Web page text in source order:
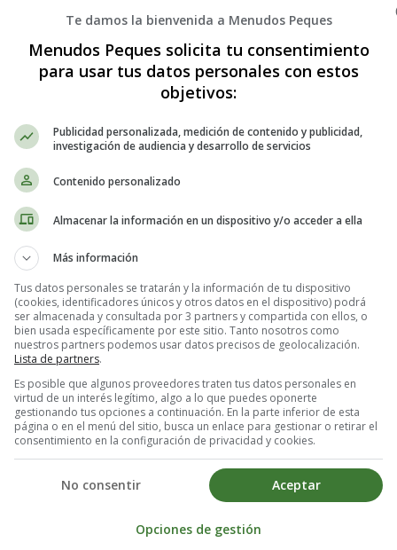
hacer Leche de coco - Recetas
canela, eritritol)
Te damos la bienvenida a Menudos Peques
Menudos Peques solicita tu consentimiento
para usar tus datos personales con estos
objetivos:
Publicidad personalizada, medición de contenido y publicidad,
investigación de audiencia y desarrollo de servicios
Contenido personalizado
Almacenar la información en un dispositivo y/o acceder a ella
Más información
Tus datos personales se tratarán y la información de tu dispositivo
(cookies, identificadores únicos y otros datos en el dispositivo) podrá
ser almacenada y consultada por 3 partners y compartida con ellos, o
bien usada específicamente por este sitio. Tanto nosotros como
nuestros partners podemos usar datos precisos de geolocalización.
Lista de partners.
Es posible que algunos proveedores traten tus datos personales en
virtud de un interés legítimo, algo a lo que puedes oponerte
gestionando tus opciones a continuación. En la parte inferior de esta
página o en el menú del sitio, busca un enlace para gestionar o retirar el
consentimiento en la configuración de privacidad y cookies.
Aceptar
No consentir
Opciones de gestión